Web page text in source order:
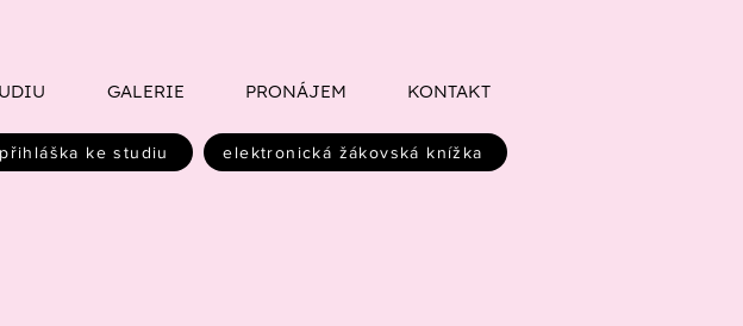
GALERIE PRONÁJEM KONTAKT
přihláška ke studiu
elektronická žákovská knížka